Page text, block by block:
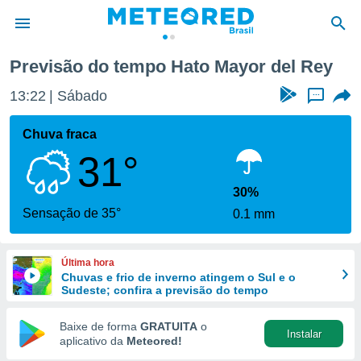
da
fornecidas
a este
das
e
forma
digital
Previsão do tempo Hato Mayor del Rey
13:22 Sábado ...
Chuva fraca
31°
Sensação de 35°
30%
0.1 mm
Última hora
Chuvas e frio de inverno atingem o Sul e o
Sudeste; confira a previsão do tempo
Baixe de forma GRATUITA o
aplicativo da Meteored!
Instalar